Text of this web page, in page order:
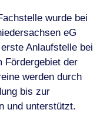
wurde bei
eG
Anlaufstelle bei
Fördergebiet der
werden durch
bis zur
und unterstützt.